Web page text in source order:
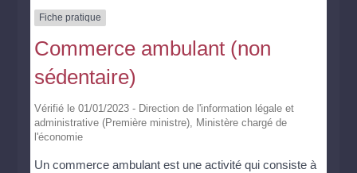
Fiche pratique
Commerce ambulant (non
sédentaire)
Vérifié le 01/01/2023 - Direction de l'information légale et
administrative (Première ministre), Ministère chargé de
l'économie
Un commerce ambulant est une activité qui consiste à